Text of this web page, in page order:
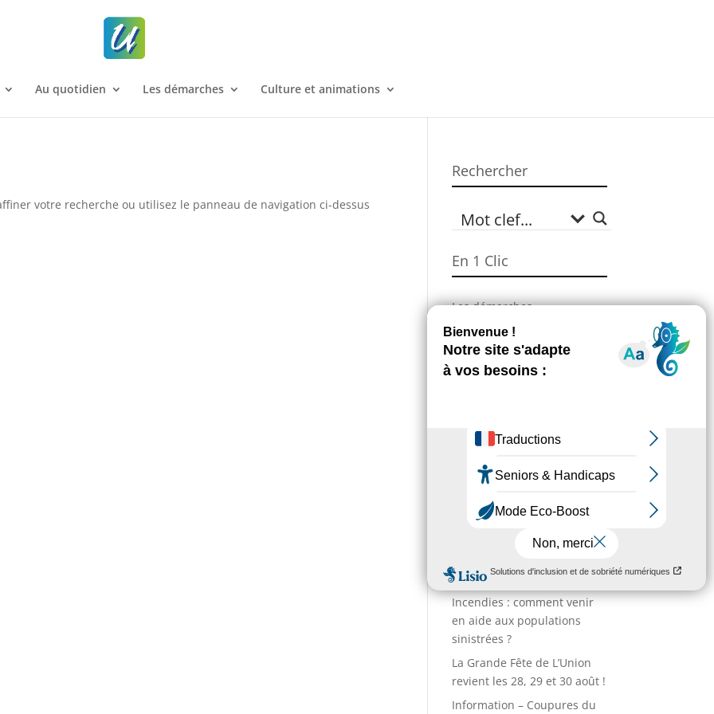
Au quotidien Les démarches Culture et animations
votre recherche ou utilisez le panneau de navigation ci-dessus
Rechercher
En 1 Clic
Les démarches
administratives
Campagne Sécheresse
Environnement
Sport
Annuaire des associations
Action sociale
Incendies : comment venir
en aide aux populations
sinistrées ?
La Grande Fête de L’Union
revient les 28, 29 et 30 août !
Information – Coupures du